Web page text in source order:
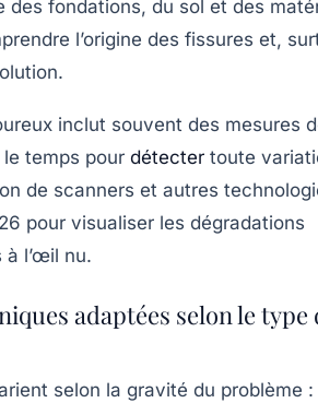
des fondations, du sol et des
l’origine des fissures et,
inclut souvent des mesures
temps pour détecter toute
de scanners et autres
pour visualiser les dégradations
à l’œil nu.
adaptées selon le type
selon la gravité du problème :